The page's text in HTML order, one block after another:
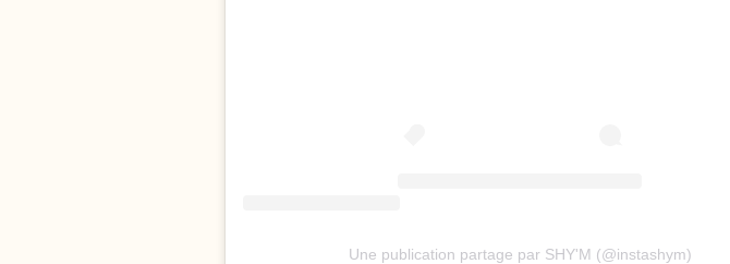
Une publication partage par SHY'M (@instashym)